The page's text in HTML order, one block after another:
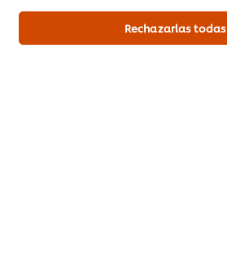
Rechazarlas todas